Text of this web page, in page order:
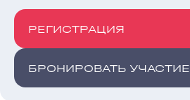
РЕГИСТРАЦИЯ
БРОНИРОВАТЬ УЧАСТИЕ